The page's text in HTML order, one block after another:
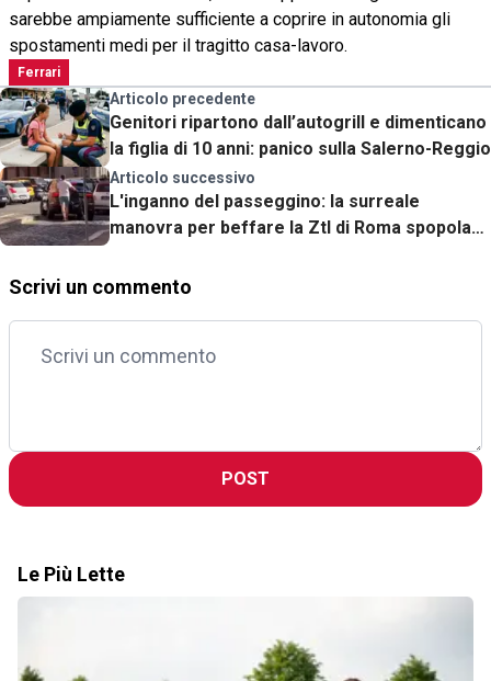
sarebbe ampiamente sufficiente a coprire in autonomia gli
spostamenti medi per il tragitto casa-lavoro.
Ferrari
Articolo precedente
Genitori ripartono dall’autogrill e dimenticano
la figlia di 10 anni: panico sulla Salerno-Reggio
Articolo successivo
L'inganno del passeggino: la surreale
manovra per beffare la Ztl di Roma spopola
Scrivi un commento
POST
Le Più Lette